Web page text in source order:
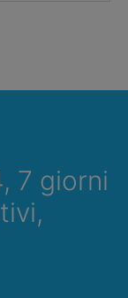
7 giorni